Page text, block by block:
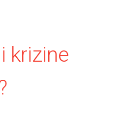
krizine